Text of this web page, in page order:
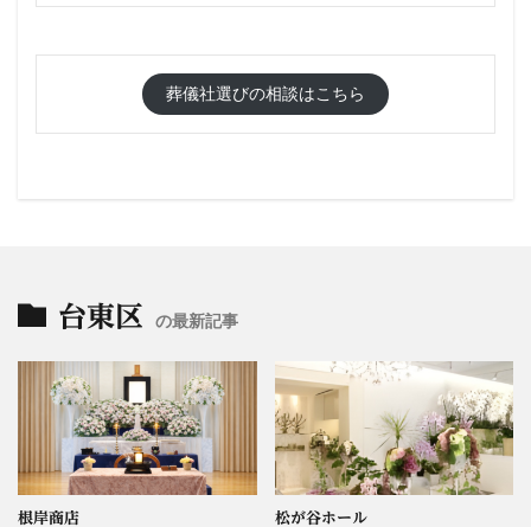
葬儀社選びの相談はこちら
台東区 の最新記事
根岸商店 松が谷ホール